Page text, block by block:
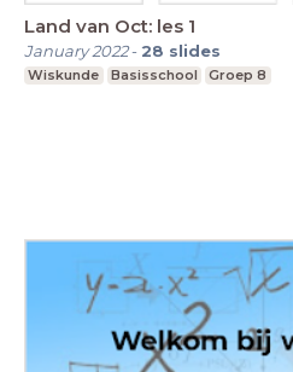
Land van Oct: les 1
January 2022- 28 slides
Wiskunde Basisschool Groep 8